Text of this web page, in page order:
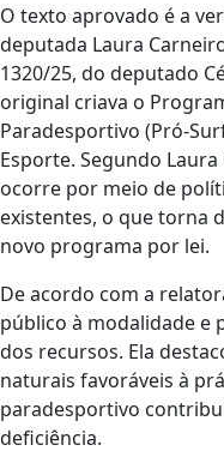
O texto aprovado é a
deputada Laura
1320/25, do deputado
original criava o
Paradesportivo (Pró-
Esporte. Segundo
ocorre por meio de
existentes, o que torna
novo programa por lei.
De acordo com a
público à modalidade e
dos recursos. Ela
naturais favoráveis à
paradesportivo
deficiência.